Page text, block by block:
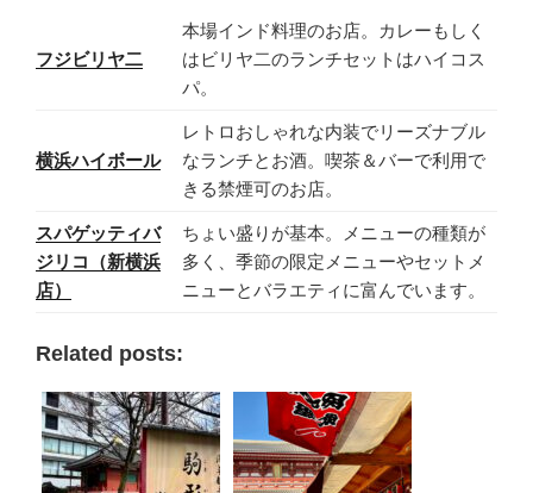
フジビリヤ二
本場インド料理のお店。カレーもしく
はビリヤ二のランチセットはハイコス
パ。
横浜ハイボール
レトロおしゃれな内装でリーズナブル
なランチとお酒。喫茶＆バーで利用で
きる禁煙可のお店。
スパゲッティバ
ジリコ（新横浜
店）
ちょい盛りが基本。メニューの種類が
多く、季節の限定メニューやセットメ
ニューとバラエティに富んでいます。
Related posts: